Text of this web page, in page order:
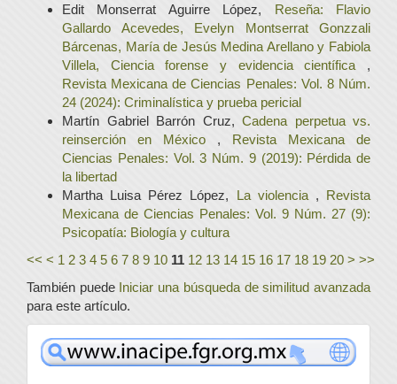
Edit Monserrat Aguirre López, Reseña: Flavio
Gallardo Acevedes, Evelyn Montserrat Gonzzali
Bárcenas, María de Jesús Medina Arellano y Fabiola
Villela, Ciencia forense y evidencia científica ,
Revista Mexicana de Ciencias Penales: Vol. 8 Núm.
24 (2024): Criminalística y prueba pericial
Martín Gabriel Barrón Cruz, Cadena perpetua vs.
reinserción en México , Revista Mexicana de
Ciencias Penales: Vol. 3 Núm. 9 (2019): Pérdida de
la libertad
Martha Luisa Pérez López, La violencia , Revista
Mexicana de Ciencias Penales: Vol. 9 Núm. 27 (9):
Psicopatía: Biología y cultura
<< < 1 2 3 4 5 6 7 8 9 10 11 12 13 14 15 16 17 18 19 20 > >>
También puede Iniciar una búsqueda de similitud avanzada
para este artículo.
www